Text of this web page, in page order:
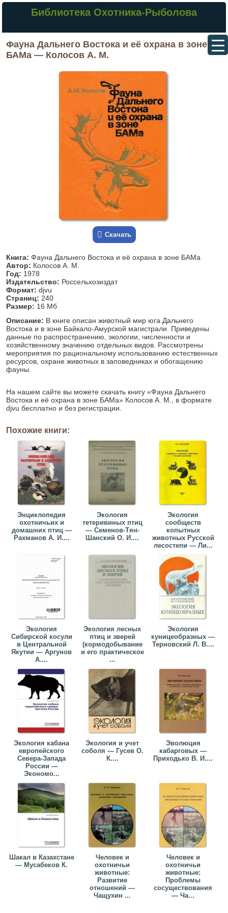
Библиотека Охотника-Рыболова
Фауна Дальнего Востока и её охрана в зоне
БАМа — Колосов А. М.
Скачать
Книга: Фауна Дальнего Востока и её охрана в зоне БАМа
Автор: Колосов А. М.
Год: 1978
Издательство: Россельхозиздат
Формат: djvu
Страниц: 240
Размер: 16 Мб
Описание: В книге описан животный мир юга Дальнего
Востока и в зоне Байкало-Амурской магистрали. Приведены
данные по распространению, экологии, численности и
хозяйственному значению отдельных видов. Рассмотрены
мероприятия по рациональному использованию естественных
ресурсов, охране животных в заповедниках и обогащению
фауны.
На нашем сайте вы можете скачать книгу «Фауна Дальнего
Востока и её охрана в зоне БАМа» Колосов А. М., в формате
djvu бесплатно и без регистрации.
Похожие книги:
Энциклопедия
охотничьих и
домашних птиц —
Рахманов А. И....
Экология
тетеривиных птиц
— Семенов-Тян-
Шанский О. И....
Экология
сообществ
копытных
животных Русской
лесостепи — Ли...
Экология
Сибирской косули
в Центральной
Якутии — Аргунов
А....
Экология лесных
птиц и зверей
(кормодобывание
и его практическое
...
Экология
куницеобразных —
Терновский Л. В....
Экология кабана
европейского
Севера-Запада
России —
Экономо...
Экология и учет
соболя — Гусев О.
К....
Эволюция
кабарговых —
Приходько В. И....
Шакал в Казахстане
— Мусабеков К.
Человек и
охотничьи
животные:
Развитие
отношений —
Чащухин ...
Человек и
охотничьи
животные:
Проблемы
сосуществования
— Ча...